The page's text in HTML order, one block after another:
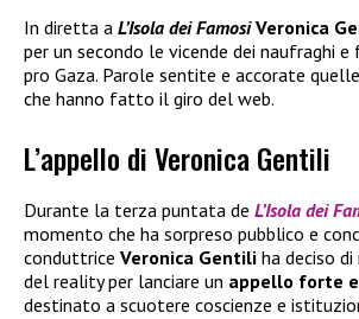
In diretta a L’Isola dei Famosi Veronica
per un secondo le vicende dei naufraghi
pro Gaza. Parole sentite e accorate
che hanno fatto il giro del web.
L’appello di Veronica Gentili
Durante la terza puntata de L’Isola dei
momento che ha sorpreso pubblico e
conduttrice Veronica Gentili ha deciso
del reality per lanciare un appello forte
destinato a scuotere coscienze e